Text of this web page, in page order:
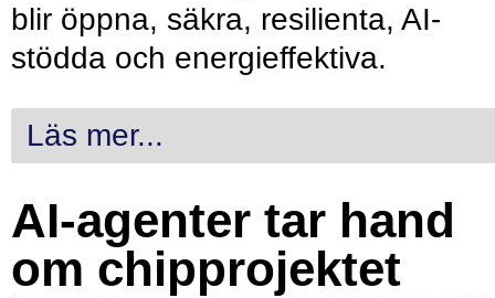
blir öppna, säkra, resilienta, AI-
stödda och energieffektiva.
Läs mer...
AI-agenter tar hand
om chipprojektet